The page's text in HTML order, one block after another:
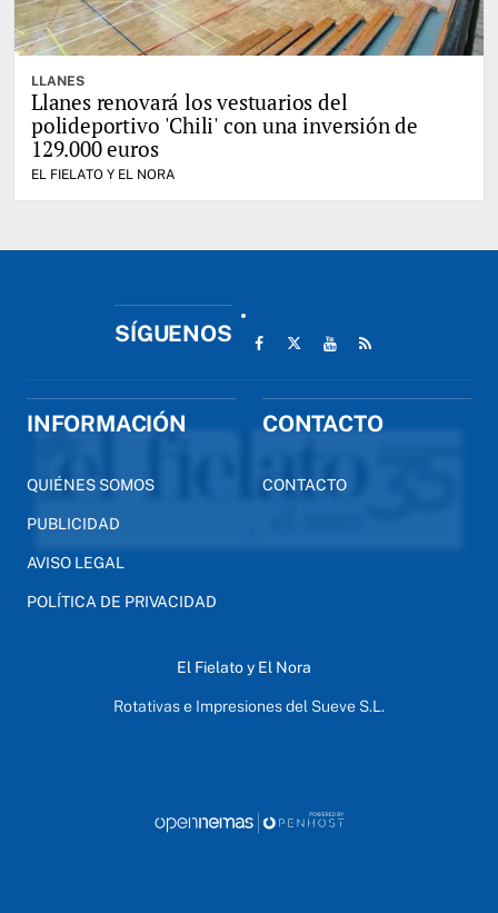
LLANES
Llanes renovará los vestuarios del
polideportivo 'Chili' con una inversión de
129.000 euros
EL FIELATO Y EL NORA
SÍGUENOS
INFORMACIÓN
QUIÉNES SOMOS
PUBLICIDAD
AVISO LEGAL
POLÍTICA DE PRIVACIDAD
CONTACTO
CONTACTO
El Fielato y El Nora
Rotativas e Impresiones del Sueve S.L.